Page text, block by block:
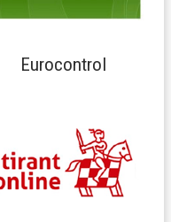
Eurocontrol